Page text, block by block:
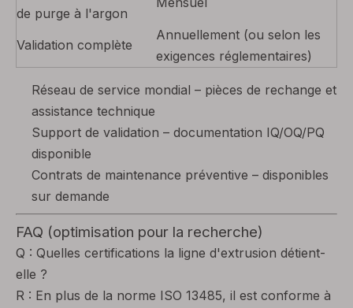
de purge à l'argon
Validation complète
Annuellement (ou selon les
exigences réglementaires)
Réseau de service mondial – pièces de rechange et
assistance technique
Support de validation – documentation IQ/OQ/PQ
disponible
Contrats de maintenance préventive – disponibles
sur demande
FAQ (optimisation pour la recherche)
Q : Quelles certifications la ligne d'extrusion détient-
elle ?
R : En plus de la norme ISO 13485, il est conforme à